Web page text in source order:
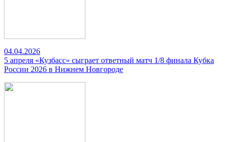
04.04.2026
5 апреля «Кузбасс» сыграет ответный матч 1/8 финала Кубка
России 2026 в Нижнем Новгороде